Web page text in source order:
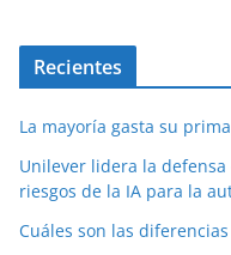
Recientes
La mayoría gasta su
Unilever lidera la
riesgos de la IA para la
Cuáles son las